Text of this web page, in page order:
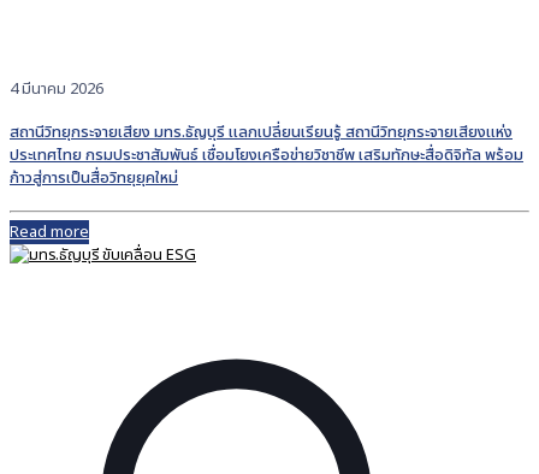
4 มีนาคม 2026
สถานีวิทยุกระจายเสียง มทร.ธัญบุรี เเลกเปลี่ยนเรียนรู้ สถานีวิทยุกระจายเสียงแห่ง
ประเทศไทย กรมประชาสัมพันธ์ เชื่อมโยงเครือข่ายวิชาชีพ เสริมทักษะสื่อดิจิทัล พร้อม
ก้าวสู่การเป็นสื่อวิทยุยุคใหม่
Read more